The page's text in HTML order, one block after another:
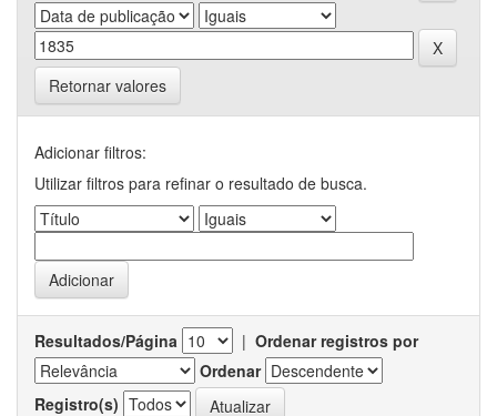
Retornar valores
Adicionar filtros:
Utilizar filtros para refinar o resultado de busca.
Resultados/Página | Ordenar registros por
Ordenar
Registro(s)